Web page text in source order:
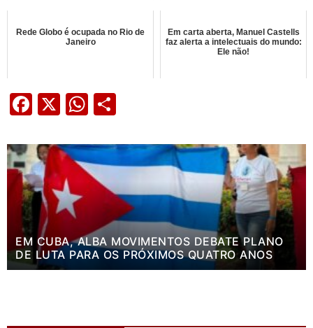
Rede Globo é ocupada no Rio de
Janeiro
Em carta aberta, Manuel Castells
faz alerta a intelectuais do mundo:
Ele não!
Facebook
X WhatsApp
EM CUBA, ALBA MOVIMENTOS DEBATE PLANO
DE LUTA PARA OS PRÓXIMOS QUATRO ANOS